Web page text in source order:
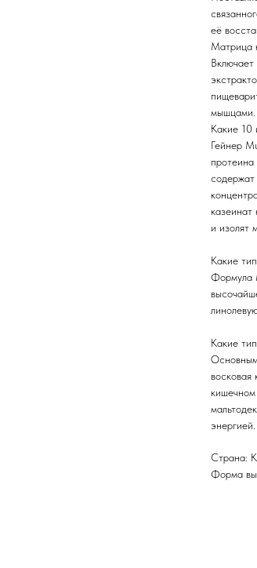
её
Матрица
мышцами.
Какие 10
Гейнер
содержат
казеинат
и изолят
Какие
Формула
Какие
восковая
кишечном
энергией.
Страна:
Форма